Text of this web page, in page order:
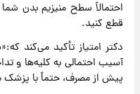
احتمالاً سطح منیزیم بدن
قطع کنید.
دکتر امتیاز تأکید می‌کند
آسیب احتمالی به کلیه‌ها و
پیش از مصرف، حتماً با پزشک